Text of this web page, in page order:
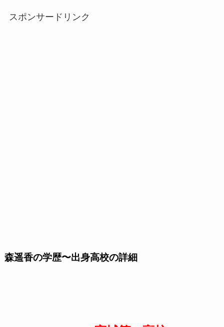
スポンサードリンク
森遥香の学歴〜出身高校の詳細